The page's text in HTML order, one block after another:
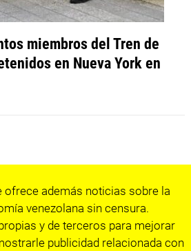
miembros del Tren de
en Nueva York en
ofrece además noticias sobre la
venezolana sin censura.
y de terceros para mejorar
publicidad relacionada con